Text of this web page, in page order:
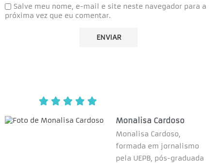
Salve meu nome, e-mail e site neste navegador para a
próxima vez que eu comentar.
    
Monalisa Cardoso
Monalisa Cardoso,
formada em jornalismo
pela UEPB, pós-graduada